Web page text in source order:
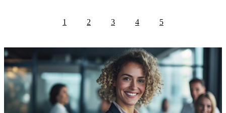
1 2 3 4 5